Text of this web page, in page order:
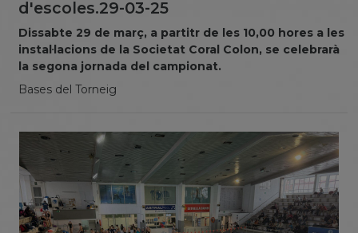
d'escoles.29-03-25
Dissabte 29 de març, a partitr de les 10,00 hores a les
instal·lacions de la Societat Coral Colon, se celebrarà
la segona jornada del campionat.
Bases del Torneig